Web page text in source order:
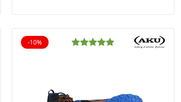
-10%
10% reduziert